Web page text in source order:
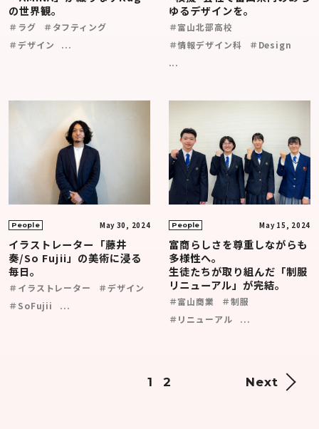
の世界観。
＃ラグ
＃タフティング
＃デザイン
...
ゆるデザインを。
＃富山北部高校
＃情報デザイン科
＃Design
...
People May 30, 2024
イラストレーター「藤井
奏/So Fujii」の美術に浸る
毎日。
＃イラストレーター
＃デザイン
＃SoFujii
...
People May 15, 2024
富商らしさを尊重しながらも
多様性へ。
生徒たちが取り組んだ「制服
リニューアル」が完結。
＃富山商業
＃制服
＃リニューアル
...
1 2 Next